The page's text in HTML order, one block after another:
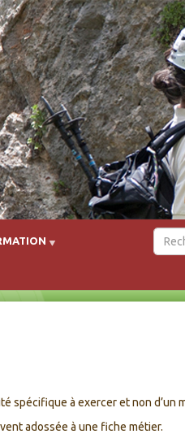
spécifique à exercer et non d’un
adossée à une fiche métier.